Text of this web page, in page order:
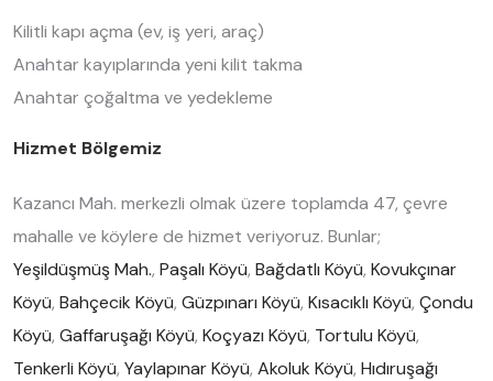
Kilitli kapı açma (ev, iş yeri, araç)
Anahtar kayıplarında yeni kilit takma
Anahtar çoğaltma ve yedekleme
Hizmet Bölgemiz
Kazancı Mah. merkezli olmak üzere toplamda 47, çevre
mahalle ve köylere de hizmet veriyoruz. Bunlar;
Yeşildüşmüş Mah., Paşalı Köyü, Bağdatlı Köyü, Kovukçınar
Köyü, Bahçecik Köyü, Güzpınarı Köyü, Kısacıklı Köyü, Çondu
Köyü, Gaffaruşağı Köyü, Koçyazı Köyü, Tortulu Köyü,
Tenkerli Köyü, Yaylapınar Köyü, Akoluk Köyü, Hıdıruşağı